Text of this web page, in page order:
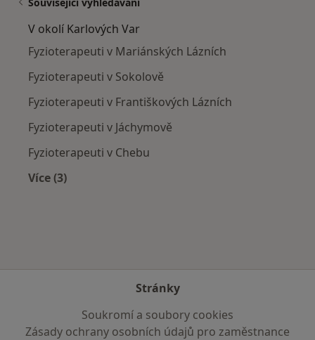
Související vyhledávání
V okolí Karlových Var
Fyzioterapeuti v Mariánských Lázních
Fyzioterapeuti v Sokolově
Fyzioterapeuti v Františkových Lázních
Fyzioterapeuti v Jáchymově
Fyzioterapeuti v Chebu
Více (3)
Stránky
Soukromí a soubory cookies
Zásady ochrany osobních údajů pro zaměstnance